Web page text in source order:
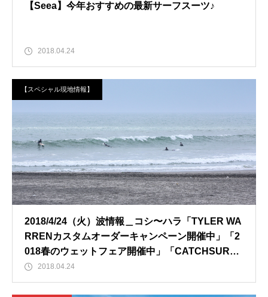
【Seea】今年おすすめの最新サーフスーツ♪
2018.04.24
【スペシャル現地情報】
2018/4/24（火）波情報＿コシ〜ハラ「TYLER WA
RRENカスタムオーダーキャンペーン開催中」「2
018春のウェットフェア開催中」「CATCHSURF2
018先行予約開始」
2018.04.24